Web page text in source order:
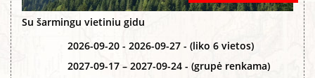
Su šarmingu vietiniu gidu
2026-09-20 - 2026-09-27 - (liko 6 vietos)
2027-09-17 – 2027-09-24 - (grupė renkama)